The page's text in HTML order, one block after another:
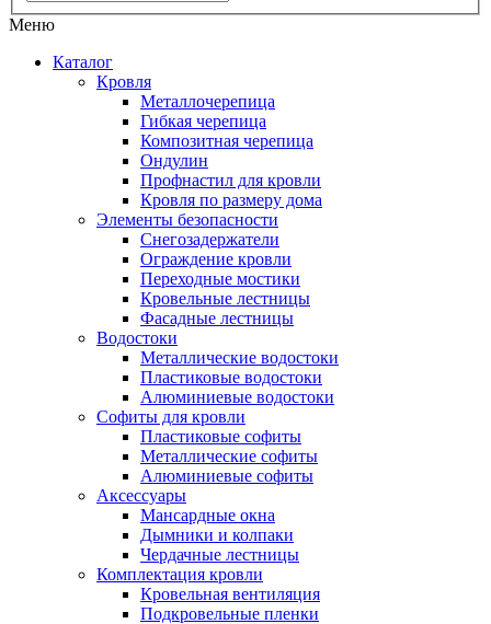
Меню
Каталог
Кровля
Металлочерепица
Гибкая черепица
Композитная черепица
Ондулин
Профнастил для кровли
Кровля по размеру дома
Элементы безопасности
Снегозадержатели
Ограждение кровли
Переходные мостики
Кровельные лестницы
Фасадные лестницы
Водостоки
Металлические водостоки
Пластиковые водостоки
Алюминиевые водостоки
Софиты для кровли
Пластиковые софиты
Металлические софиты
Алюминиевые софиты
Аксессуары
Мансардные окна
Дымники и колпаки
Чердачные лестницы
Комплектация кровли
Кровельная вентиляция
Подкровельные пленки